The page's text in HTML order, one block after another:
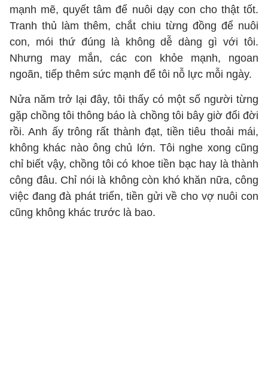
mạnh mẽ, quyết tâm để nuôi dạy con cho thật tốt.
Tranh thủ làm thêm, chắt chiu từng đồng để nuôi
con, mói thứ đúng là không dễ dàng gì với tôi.
Nhưng may mắn, các con khỏe mạnh, ngoan
ngoãn, tiếp thêm sức mạnh để tôi nỗ lực mỗi ngày.
Nửa năm trở lại đây, tôi thấy có một số người từng
gặp chồng tôi thông báo là chồng tôi bây giờ đổi đời
rồi. Anh ấy trông rất thành đạt, tiền tiêu thoải mái,
không khác nào ông chủ lớn. Tôi nghe xong cũng
chỉ biết vậy, chồng tôi có khoe tiền bạc hay là thành
công đâu. Chỉ nói là không còn khó khăn nữa, công
việc đang đà phát triển, tiền gửi về cho vợ nuôi con
cũng không khác trước là bao.